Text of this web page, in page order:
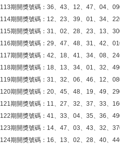
113期開獎號碼：36、43、12、47、04、
114期開獎號碼：12、23、39、01、34、
115期開獎號碼：31、02、28、23、13、
116期開獎號碼：29、47、48、31、42、
117期開獎號碼：42、18、41、34、08、
118期開獎號碼：18、13、34、01、32、
119期開獎號碼：31、32、06、46、12、
120期開獎號碼：20、45、48、19、49、
121期開獎號碼：11、27、32、37、33、
122期開獎號碼：41、33、04、35、36、
123期開獎號碼：14、47、03、43、32、
124期開獎號碼：16、13、02、28、40、